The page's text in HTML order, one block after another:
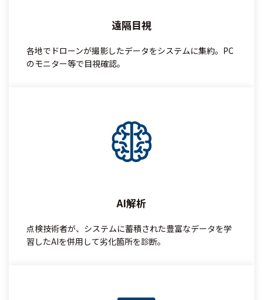
遠隔目視
各地でドローンが撮影したデータをシステムに集約。PC
のモニター等で目視確認。
AI解析
点検技術者が、システムに蓄積された豊富なデータを学
習したAIを併用して劣化箇所を診断。